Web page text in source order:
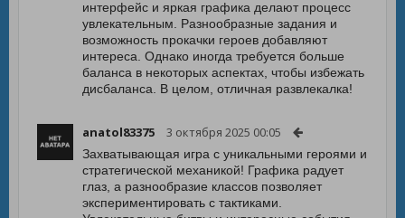
интерфейс и яркая графика делают процесс
увлекательным. Разнообразные задания и
возможность прокачки героев добавляют
интереса. Однако иногда требуется больше
баланса в некоторых аспектах, чтобы избежать
дисбаланса. В целом, отличная развлекалка!
anatol83375 3 октября 2025 00:05
Захватывающая игра с уникальными героями и
стратегической механикой! Графика радует
глаз, а разнообразие классов позволяет
экспериментировать с тактиками.